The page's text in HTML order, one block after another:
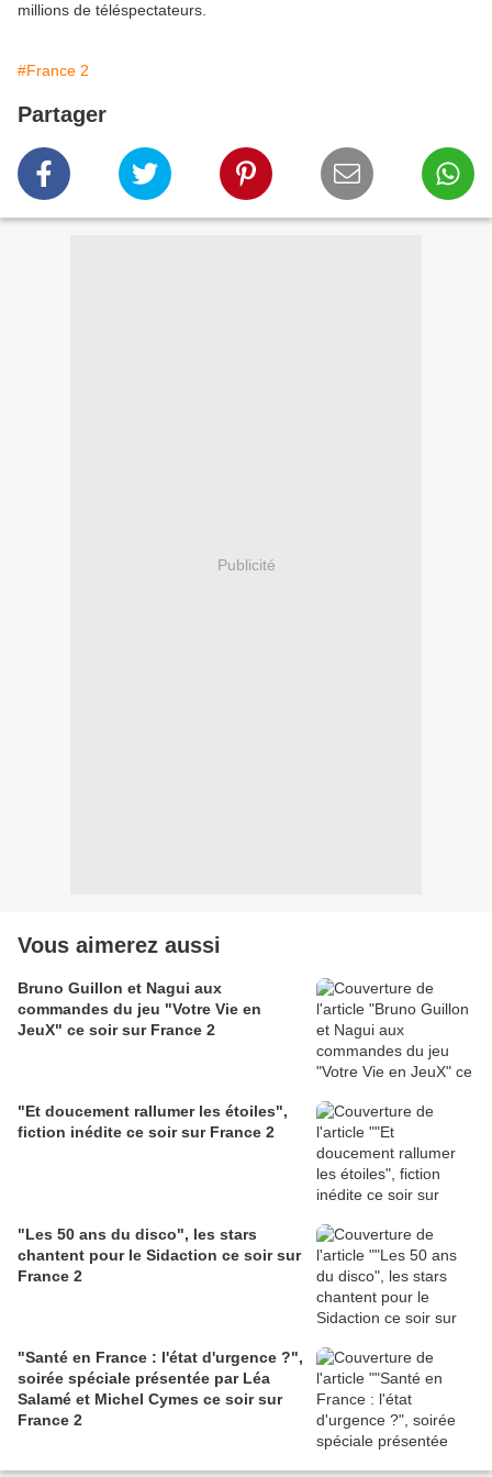
millions de téléspectateurs.
#France 2
Partager
Publicité
Vous aimerez aussi
Bruno Guillon et Nagui aux
commandes du jeu "Votre Vie en
JeuX" ce soir sur France 2
"Et doucement rallumer les étoiles",
fiction inédite ce soir sur France 2
"Les 50 ans du disco", les stars
chantent pour le Sidaction ce soir sur
France 2
"Santé en France : l'état d'urgence ?",
soirée spéciale présentée par Léa
Salamé et Michel Cymes ce soir sur
France 2